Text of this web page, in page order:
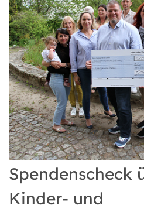
Spendenscheck
Kinder- und